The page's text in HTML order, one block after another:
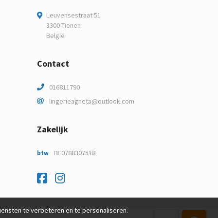
Leuvensestraat 51
3300 Tienen
België
Contact
016811790
lingerieagneta@outlook.com
Zakelijk
btw BE0788307518
Facebook
Instagram
te verbeteren en te personaliseren.